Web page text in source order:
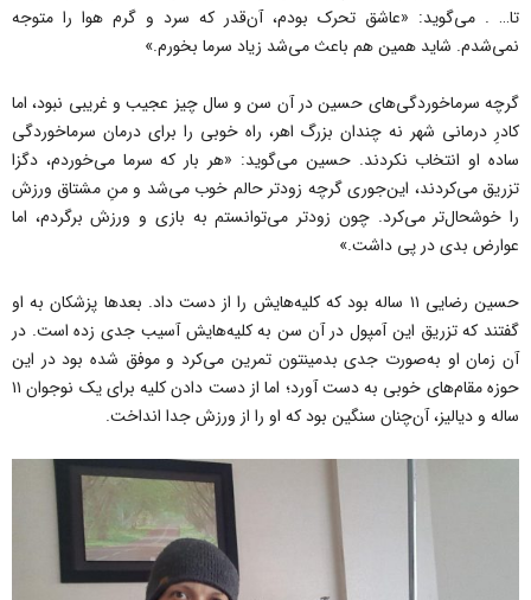
تا… . می‌گوید: «عاشق تحرک بودم، آن‌قدر که سرد و گرم هوا را متوجه
نمی‌شدم. شاید همین هم باعث می‌شد زیاد سرما بخورم.»
گرچه سرماخوردگی‌های حسین در آن سن و سال چیز عجیب و غریبی نبود، اما
کادرِ درمانی شهر نه ‌چندان بزرگ اهر، راه خوبی را برای درمان سرماخوردگی
ساده او انتخاب نکردند. حسین می‌گوید: «هر بار که سرما می‌خوردم، دگزا
تزریق می‌کردند، این‌جوری گرچه زودتر حالم خوب می‌شد و منِ مشتاق ورزش
را خوشحال‌تر می‌کرد. چون زودتر می‌توانستم به بازی و ورزش برگردم، اما
عوارض بدی در پی داشت.»
حسین رضایی ۱۱ ساله بود که کلیه‌هایش را از دست داد. بعدها پزشکان به او
گفتند که تزریق این آمپول در آن سن به کلیه‌هایش آسیب جدی زده است. در
آن زمان او به‌صورت جدی بدمینتون تمرین می‌کرد و موفق شده بود در این
حوزه مقام‌های خوبی به دست آورد؛ اما از دست دادن کلیه برای یک نوجوان ۱۱
ساله و دیالیز، آن‌چنان سنگین بود که او را از ورزش جدا انداخت.